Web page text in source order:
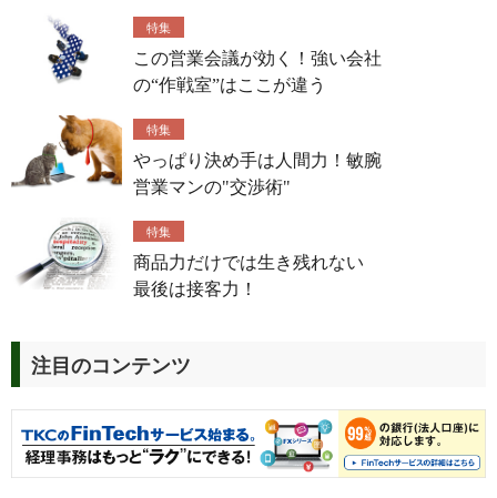
特集
この営業会議が効く！強い会社
の“作戦室”はここが違う
特集
やっぱり決め手は人間力！敏腕
営業マンの"交渉術"
特集
商品力だけでは生き残れない
最後は接客力！
注目のコンテンツ